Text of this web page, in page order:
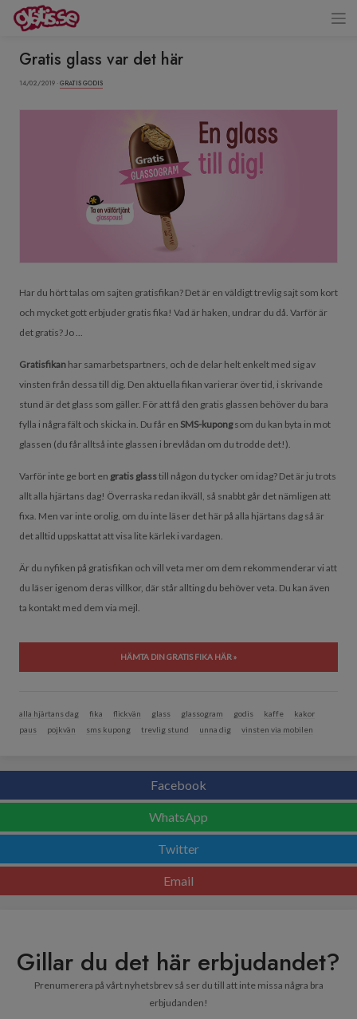
Gratis glass var det här
14/02/2019 ·GRATIS GODIS
Har du hört talas om sajten gratisfikan? Det är en väldigt trevlig sajt som kort
och mycket gott erbjuder gratis fika! Vad är haken, undrar du då. Varför är
det gratis? Jo ...
Gratisfikan har samarbetspartners, och de delar helt enkelt med sig av
vinsten från dessa till dig. Den aktuella fikan varierar över tid, i skrivande
stund är det glass som gäller. För att få den gratis glassen behöver du bara
fylla i några fält och skicka in. Du får en SMS-kupongsom du kan byta in mot
glassen (du får alltså inte glassen i brevlådan om du trodde det!).
Varför inte ge bort en gratis glasstill någon du tycker om idag? Det är ju trots
allt alla hjärtans dag! Överraska redan ikväll, så snabbt går det nämligen att
fixa. Men var inte orolig, om du inte läser det här på alla hjärtans dag så är
det alltid uppskattat att visa lite kärlek i vardagen.
Är du nyfiken på gratisfikan och vill veta mer om dem rekommenderar vi att
du läser igenom deras villkor, där står allting du behöver veta. Du kan även
ta kontakt med dem via mejl.
HÄMTA DIN GRATIS FIKA HÄR »
alla hjärtans dag fika flickvän glass glassogram godis kaffe
kakor
paus
pojkvän sms kupong trevlig stund unna dig vinsten via mobilen
Facebook
WhatsApp
Twitter
Email
Gillar du det här erbjudandet?
Prenumerera på vårt nyhetsbrev så ser du till att inte missa några bra
erbjudanden!